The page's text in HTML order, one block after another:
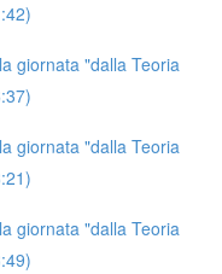
giornata "dalla Teoria
giornata "dalla Teoria
giornata "dalla Teoria